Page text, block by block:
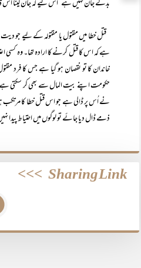
بدلے جان نہیں ہے‘ اس لیے کہ جان لینا اس
قتل خطا میں مقتول یا مقتولہ کے لیے جو
ہے کہ اس کا قتل کرنے کا ارادہ تھا۔ وہ
خاندان کا تو نقصان ہو گیا ہے جس کا فرد
حکومت اپنے بیت المال سے بھی کر سکتی ہے
نے اُس پر ڈالی ہے جو اس قتل خطا کا
ذمے ڈال دیا جائے تو لوگوں میں احتیاط پیدا
Sharing Link
>>>